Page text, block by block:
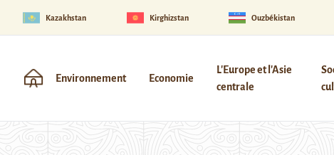
Kazakhstan Kirghizstan Ouzbékistan
Environnement Economie
L'Europe et l'Asie
centrale